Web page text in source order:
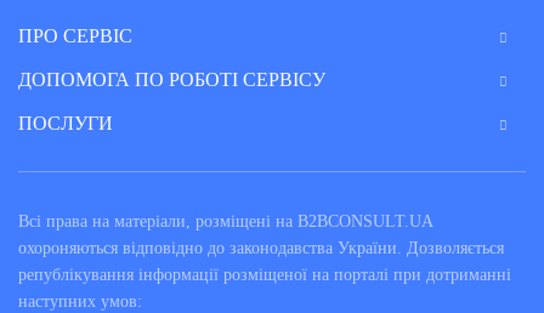
ПРО СЕРВІС
ДОПОМОГА ПО РОБОТІ СЕРВІСУ
ПОСЛУГИ
Всі права на матеріали, розміщені на B2BCONSULT.UA
охороняються відповідно до законодавства України. Дозволяється
републікування інформації розміщеної на порталі при дотриманні
наступних умов: